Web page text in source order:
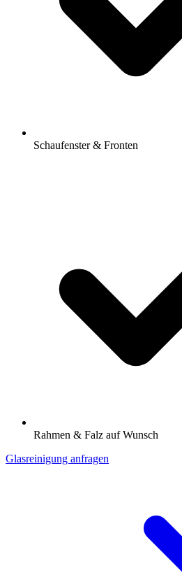
Schaufenster & Fronten
Rahmen & Falz auf Wunsch
Glasreinigung anfragen